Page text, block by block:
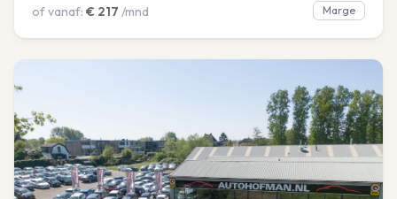
of vanaf: € 217 /mnd Marge